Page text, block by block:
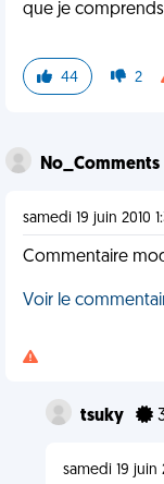
que je
44 2
No_Comments
samedi 19 juin 2010
Commentaire
Voir le
tsuky
samedi 19 juin